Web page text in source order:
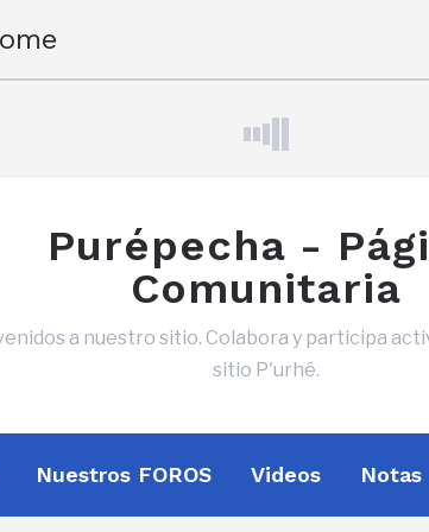
Purépecha -
Comunitaria
a nuestro sitio. Colabora y participa
sitio P'urhé.
Nuestros FOROS Videos Notas